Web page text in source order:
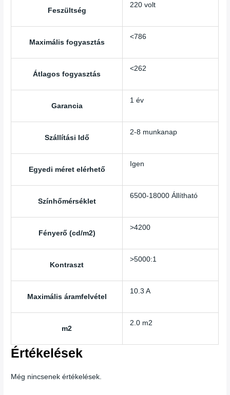
Feszültség
220 volt
Maximális fogyasztás
<786
Átlagos fogyasztás
<262
Garancia
1 év
Szállítási Idő
2-8 munkanap
Egyedi méret elérhető
Igen
Színhőmérséklet
6500-18000 Állítható
Fényerő (cd/m2)
>4200
Kontraszt
>5000:1
Maximális áramfelvétel
10.3 A
m2
2.0 m2
Értékelések
Még nincsenek értékelések.